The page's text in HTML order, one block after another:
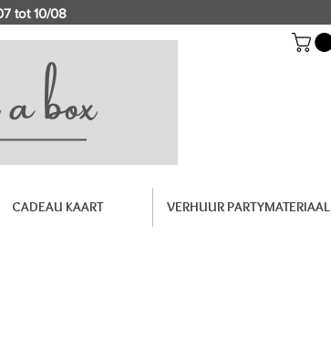
tot 10/08
CADEAU KAART VERHUUR PARTYMATERIAAL